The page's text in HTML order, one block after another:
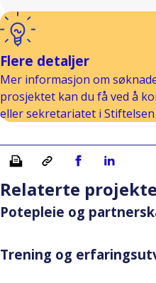
Flere detaljer
Mer informasjon om
prosjektet kan du få ved å
eller sekretariatet i Stiftelsen
Skriv ut Kopiera länkDel på Facebook
Del på
Relaterte
Potepleie og
Trening og